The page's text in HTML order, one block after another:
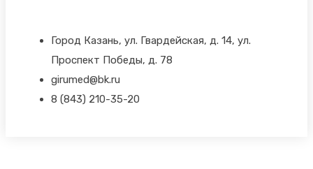
Город Казань, ул. Гвардейская, д. 14, ул.
Проспект Победы, д. 78
girumed@bk.ru
8 (843) 210-35-20